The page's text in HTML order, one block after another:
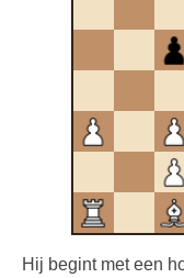
Hij begint met een